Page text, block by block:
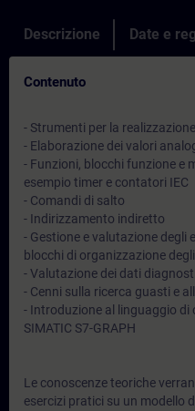
Descrizione Date e
Contenuto
- Strumenti per la
- Elaborazione dei valori
- Funzioni, blocchi funzione e
esempio timer e contatori IEC
- Comandi di salto
- Indirizzamento indiretto
- Gestione e valutazione
blocchi di organizzazione
- Valutazione dei dati
- Cenni sulla ricerca guasti e
- Introduzione al linguaggio
SIMATIC S7-GRAPH
Le conoscenze teoriche
esercizi pratici su un modello